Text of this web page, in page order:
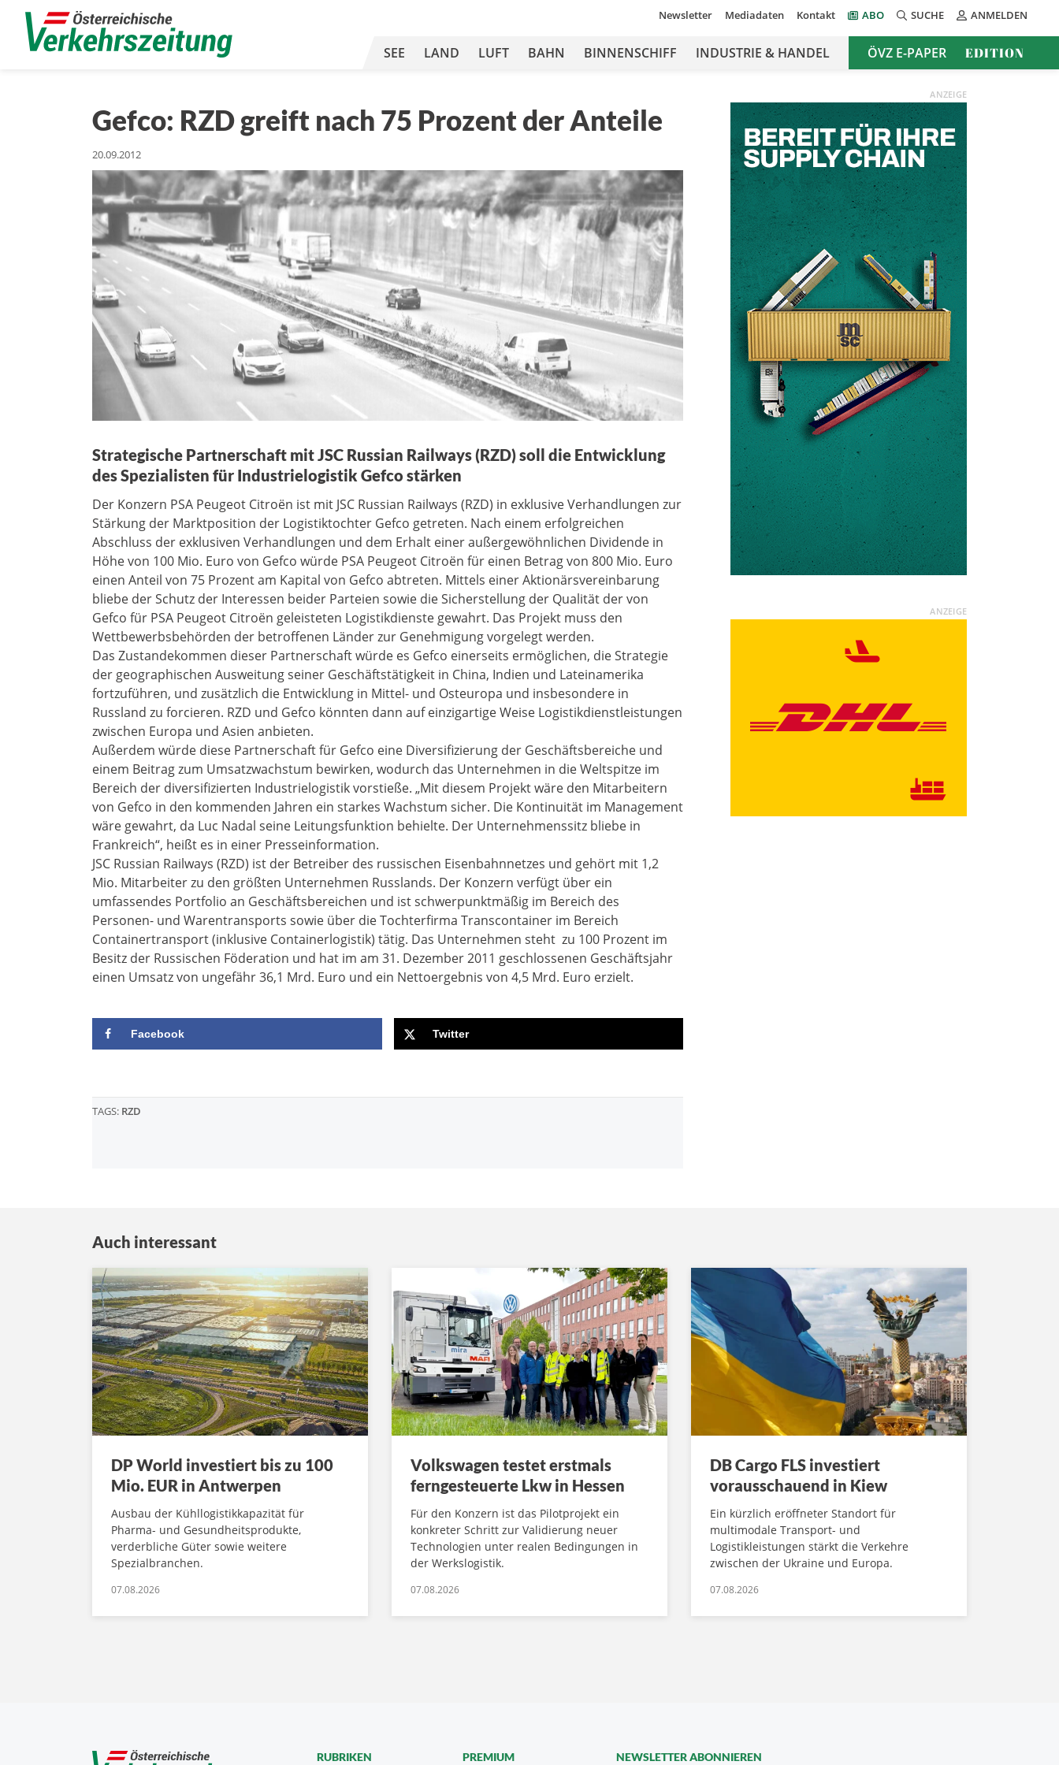
Newsletter Mediadaten Kontakt ABO SUCHE ANMELDEN
SEE LAND LUFT BAHN BINNENSCHIFF INDUSTRIE & HANDEL ÖVZ E-PAPER EDITION
Gefco: RZD greift nach 75 Prozent der Anteile
20.09.2012
Strategische Partnerschaft mit JSC Russian Railways (RZD) soll die Entwicklung
des Spezialisten für Industrielogistik Gefco stärken
Der Konzern PSA Peugeot Citroën ist mit JSC Russian Railways (RZD) in exklusive Verhandlungen zur
Stärkung der Marktposition der Logistiktochter Gefco getreten. Nach einem erfolgreichen
Abschluss der exklusiven Verhandlungen und dem Erhalt einer außergewöhnlichen Dividende in
Höhe von 100 Mio. Euro von Gefco würde PSA Peugeot Citroën für einen Betrag von 800 Mio. Euro
einen Anteil von 75 Prozent am Kapital von Gefco abtreten. Mittels einer Aktionärsvereinbarung
bliebe der Schutz der Interessen beider Parteien sowie die Sicherstellung der Qualität der von
Gefco für PSA Peugeot Citroën geleisteten Logistikdienste gewahrt. Das Projekt muss den
Wettbewerbsbehörden der betroffenen Länder zur Genehmigung vorgelegt werden.
Das Zustandekommen dieser Partnerschaft würde es Gefco einerseits ermöglichen, die Strategie
der geographischen Ausweitung seiner Geschäftstätigkeit in China, Indien und Lateinamerika
fortzuführen, und zusätzlich die Entwicklung in Mittel- und Osteuropa und insbesondere in
Russland zu forcieren. RZD und Gefco könnten dann auf einzigartige Weise Logistikdienstleistungen
zwischen Europa und Asien anbieten.
Außerdem würde diese Partnerschaft für Gefco eine Diversifizierung der Geschäftsbereiche und
einem Beitrag zum Umsatzwachstum bewirken, wodurch das Unternehmen in die Weltspitze im
Bereich der diversifizierten Industrielogistik vorstieße. „Mit diesem Projekt wäre den Mitarbeitern
von Gefco in den kommenden Jahren ein starkes Wachstum sicher. Die Kontinuität im Management
wäre gewahrt, da Luc Nadal seine Leitungsfunktion behielte. Der Unternehmenssitz bliebe in
Frankreich“, heißt es in einer Presseinformation.
JSC Russian Railways (RZD) ist der Betreiber des russischen Eisenbahnnetzes und gehört mit 1,2
Mio. Mitarbeiter zu den größten Unternehmen Russlands. Der Konzern verfügt über ein
umfassendes Portfolio an Geschäftsbereichen und ist schwerpunktmäßig im Bereich des
Personen- und Warentransports sowie über die Tochterfirma Transcontainer im Bereich
Containertransport (inklusive Containerlogistik) tätig. Das Unternehmen steht zu 100 Prozent im
Besitz der Russischen Föderation und hat im am 31. Dezember 2011 geschlossenen Geschäftsjahr
einen Umsatz von ungefähr 36,1 Mrd. Euro und ein Nettoergebnis von 4,5 Mrd. Euro erzielt.
Facebook Twitter
TAGS: RZD
ANZEIGE
ANZEIGE
Auch interessant
DP World investiert bis zu 100
Mio. EUR in Antwerpen
Ausbau der Kühllogistikkapazität für
Pharma- und Gesundheitsprodukte,
verderbliche Güter sowie weitere
Spezialbranchen.
07.08.2026
Volkswagen testet erstmals
ferngesteuerte Lkw in Hessen
Für den Konzern ist das Pilotprojekt ein
konkreter Schritt zur Validierung neuer
Technologien unter realen Bedingungen in
der Werkslogistik.
07.08.2026
DB Cargo FLS investiert
vorausschauend in Kiew
Ein kürzlich eröffneter Standort für
multimodale Transport- und
Logistikleistungen stärkt die Verkehre
zwischen der Ukraine und Europa.
07.08.2026
NEWSLETTER ABONNIEREN
RUBRIKEN PREMIUM